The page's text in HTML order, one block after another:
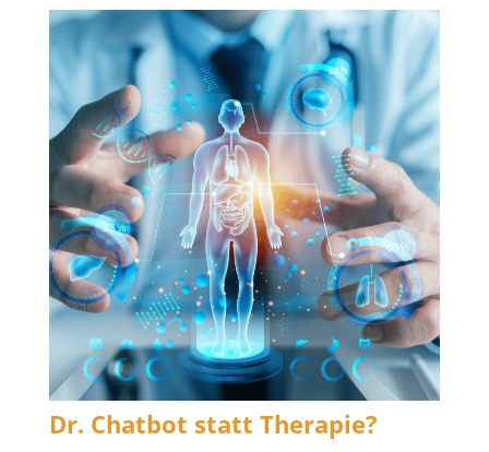
Dr. Chatbot statt Therapie?